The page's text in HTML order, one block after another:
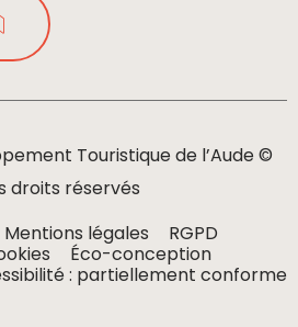
Touristique de l’Aude ©
droits réservés
Mentions légales
RGPD
Éco-conception
: partiellement conforme